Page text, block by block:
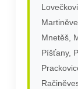
Mnetěš,
Píšťany,